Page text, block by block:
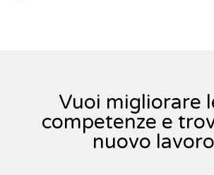
Vuoi migliorare
competenze e
nuovo